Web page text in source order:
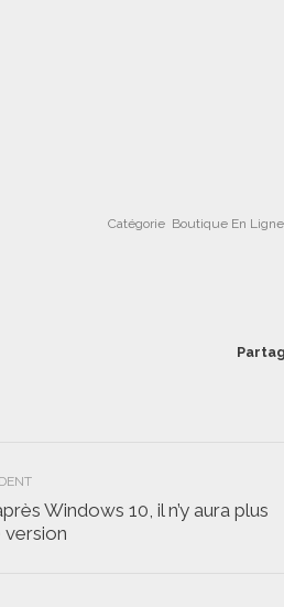
Catégorie Boutique En Ligne
Windows 10, il n’y aura plus